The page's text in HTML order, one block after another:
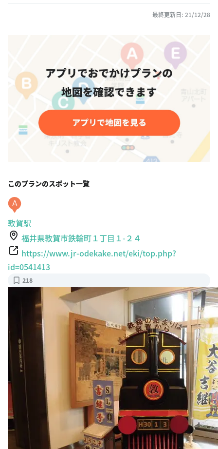
最終更新日: 21/12/28
このプランのスポット一覧
A
敦賀駅
福井県敦賀市鉄輪町１丁目１-２４
https://www.jr-odekake.net/eki/top.php?
id=0541413
218